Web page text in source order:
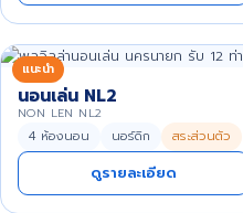
แนะนำ
นอนเล่น NL2
NON LEN NL2
4 ห้องนอน นอร์ดิก สระส่วนตัว
ดูรายละเอียด